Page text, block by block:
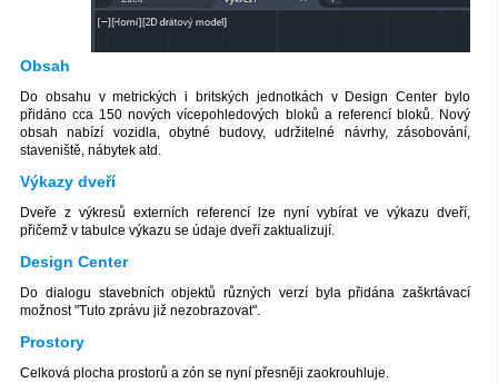
Obsah
Do obsahu v metrických i britských jednotkách v Design Center bylo
přidáno cca 150 nových vícepohledových bloků a referencí bloků. Nový
obsah nabízí vozidla, obytné budovy, udržitelné návrhy, zásobování,
staveniště, nábytek atd.
Výkazy dveří
Dveře z výkresů externích referencí lze nyní vybírat ve výkazu dveří,
přičemž v tabulce výkazu se údaje dveří zaktualizují.
Design Center
Do dialogu stavebních objektů různých verzí byla přidána zaškrtávací
možnost "Tuto zprávu již nezobrazovat".
Prostory
Celková plocha prostorů a zón se nyní přesněji zaokrouhluje.